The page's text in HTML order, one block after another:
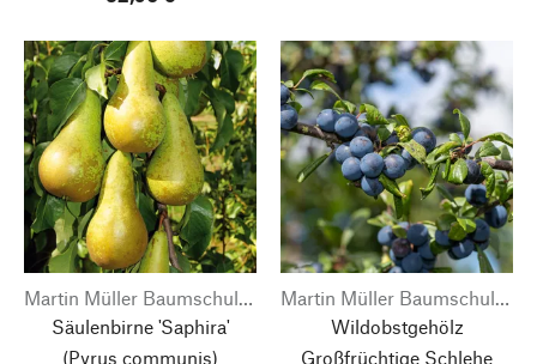
Martin Müller Baumschulen
Säulenbirne 'Saphira'
(Pyrus communis)
Martin Müller Baumschulen
Wildobstgehölz
Großfrüchtige Schlehe